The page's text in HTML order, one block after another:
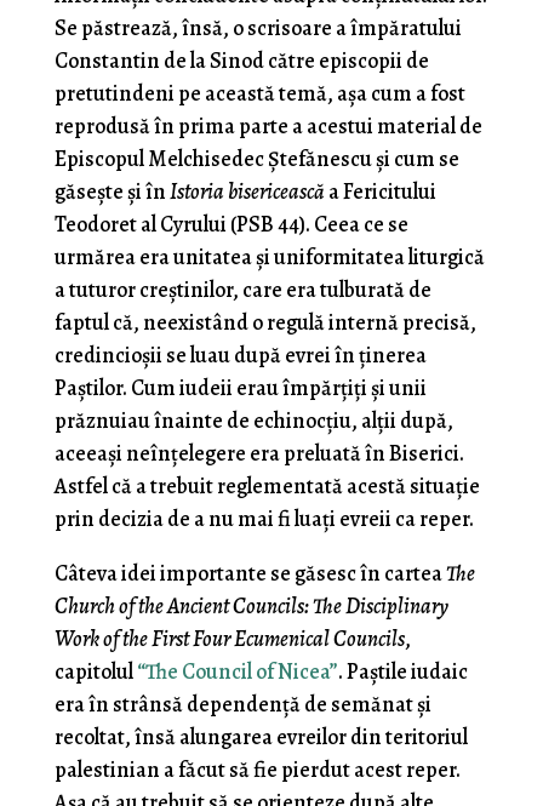
Se păstrează, însă, o scrisoare a împăratului
Constantin de la Sinod către episcopii de
pretutindeni pe această temă, așa cum a fost
reprodusă în prima parte a acestui material de
Episcopul Melchisedec Ștefănescu și cum se
găsește și înIstoria bisericească a Fericitului
Teodoret al Cyrului (PSB 44). Ceea ce se
urmărea era unitatea și uniformitatea liturgică
a tuturor creștinilor, care era tulburată de
faptul că, neexistând o regulă internă precisă,
credincioșii se luau după evrei în ținerea
Paștilor. Cum iudeii erau împărțiți și unii
prăznuiau înainte de echinocțiu, alții după,
aceeași neînțelegere era preluată în Biserici.
Astfel că a trebuit reglementată acestă situație
prin decizia de a nu mai fi luați evreii ca reper.
Câteva idei importante se găsesc în carteaThe
Church of the Ancient Councils: The Disciplinary
Work of the First Four Ecumenical Councils,
capitolul“The Council of Nicea”. Paștile iudaic
era în strânsă dependență de semănat și
recoltat, însă alungarea evreilor din teritoriul
palestinian a făcut să fie pierdut acest reper.